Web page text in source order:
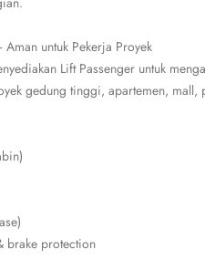
Aman untuk Pekerja Proyek
Lift Passenger untuk
gedung tinggi, apartemen, mall,
brake protection